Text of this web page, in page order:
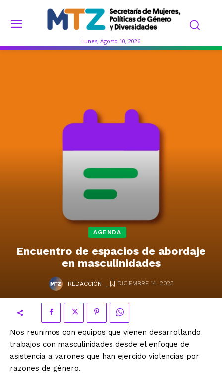
Lunes, Agosto 10, 2026
AGENDA
Encuentro de espacios de abordaje
en masculinidades
REDACCIÓN . DICIEMBRE 14, 2023
Nos reunimos con equipos que vienen desarrollando
trabajos con masculinidades desde el enfoque de
asistencia a varones que han ejercido violencias por
razones de género.